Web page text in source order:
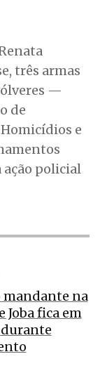
três armas
—
de
e
policial
mandante na
Joba fica em